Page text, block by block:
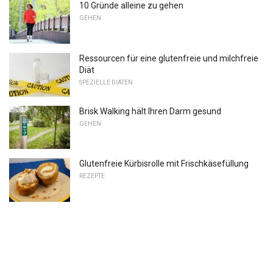
10 Gründe alleine zu gehen
GEHEN
Ressourcen für eine glutenfreie und milchfreie
Diät
SPEZIELLE DIÄTEN
Brisk Walking hält Ihren Darm gesund
GEHEN
Glutenfreie Kürbisrolle mit Frischkäsefüllung
REZEPTE